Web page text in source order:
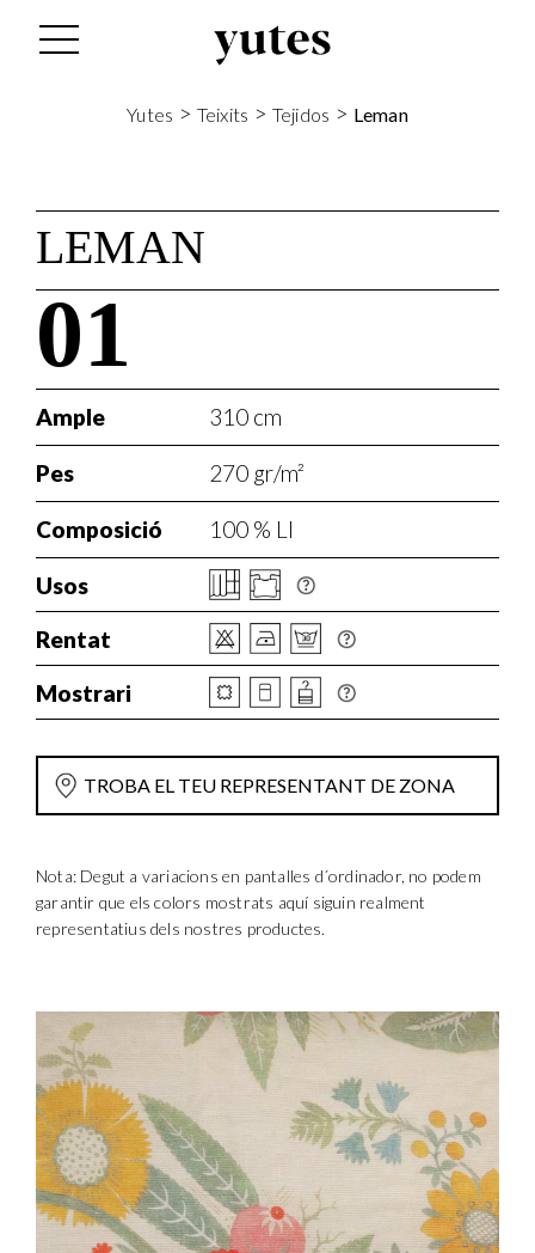
Yutes > Teixits > Tejidos > Leman
LEMAN
01
Ample 310 cm
Pes 270 gr/m²
Composició 100 % LI
Usos
Rentat
Mostrari
TROBA EL TEU REPRESENTANT DE ZONA
Nota: Degut a variacions en pantalles d´ordinador, no podem
garantir que els colors mostrats aquí siguin realment
representatius dels nostres productes.